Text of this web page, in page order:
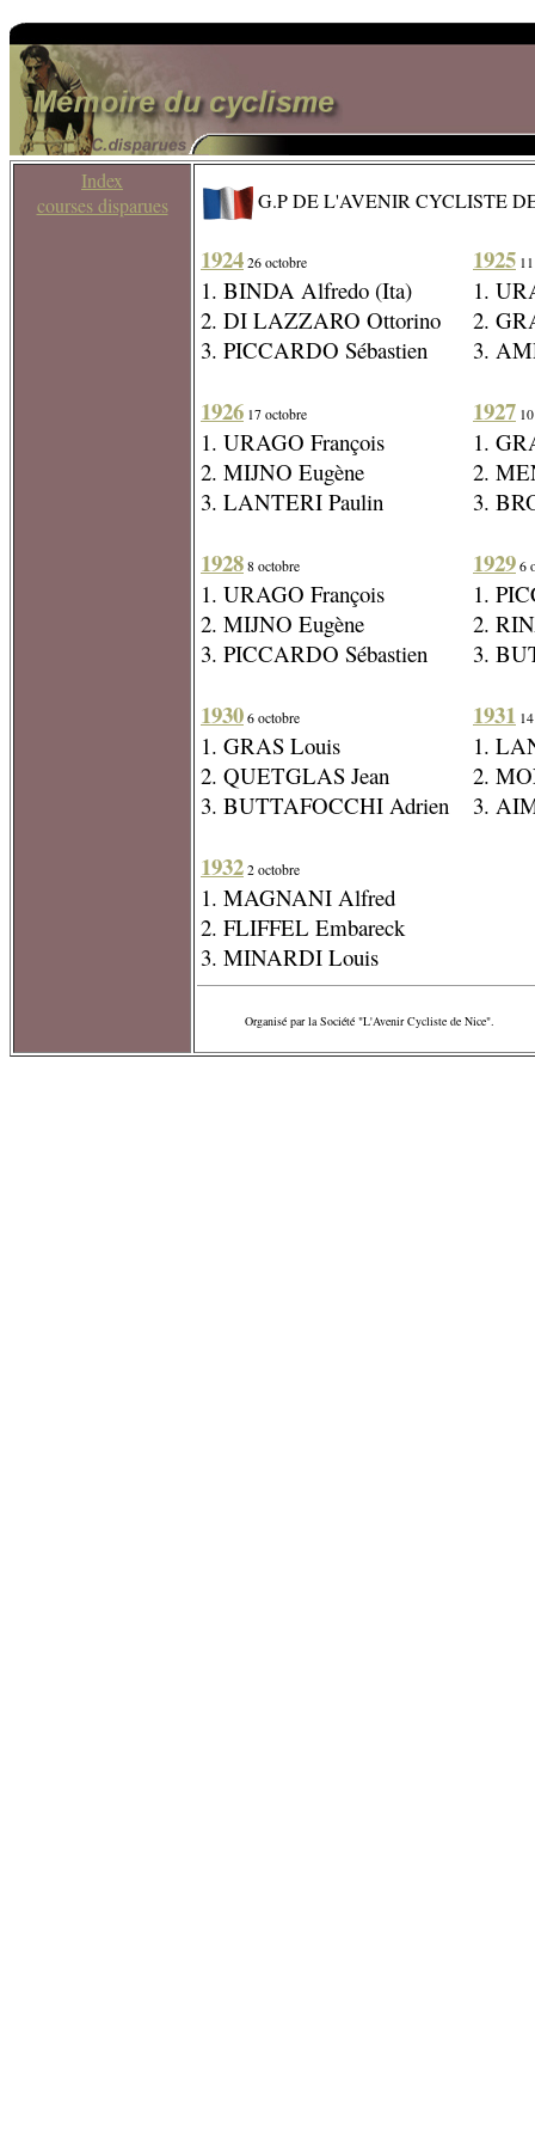
Index
courses disparues
G.P DE L'AVENIR CYCLISTE
1924 26 octobre
1. BINDA Alfredo (Ita)
2. DI LAZZARO Ottorino
3. PICCARDO Sébastien
1926 17 octobre
1. URAGO François
2. MIJNO Eugène
3. LANTERI Paulin
1928 8 octobre
1. URAGO François
2. MIJNO Eugène
3. PICCARDO Sébastien
1930 6 octobre
1. GRAS Louis
2. QUETGLAS Jean
3. BUTTAFOCCHI Adrien
1932 2 octobre
1. MAGNANI Alfred
2. FLIFFEL Embareck
3. MINARDI Louis
1925
1.
2.
3.
1927
1.
2.
3.
1929 6
1.
2.
3.
1931
1.
2.
3.
Organisé par la Société "L'Avenir Cycliste de Nice".